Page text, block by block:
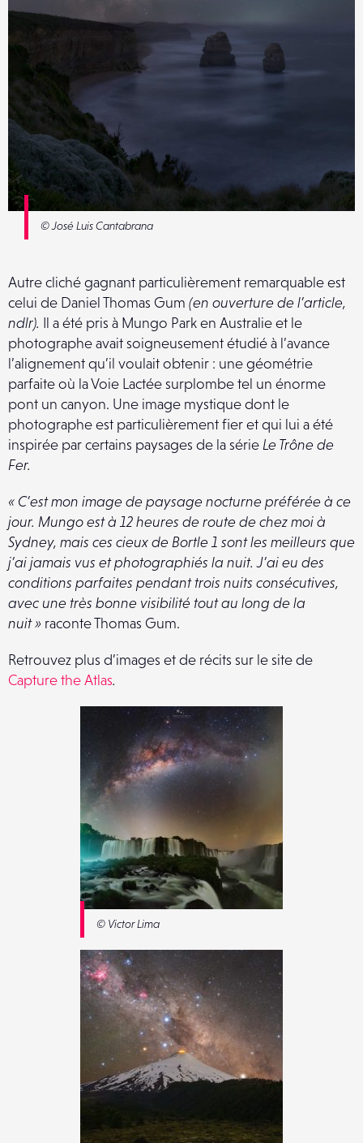
© José Luis Cantabrana
Autre cliché gagnant particulièrement remarquable est
celui de Daniel Thomas Gum (en ouverture de l’article,
ndlr). Il a été pris à Mungo Park en Australie et le
photographe avait soigneusement étudié à l’avance
l’alignement qu’il voulait obtenir : une géométrie
parfaite où la Voie Lactée surplombe tel un énorme
pont un canyon. Une image mystique dont le
photographe est particulièrement fier et qui lui a été
inspirée par certains paysages de la sérieLe Trône de
Fer.
« C’est mon image de paysage nocturne préférée à ce
jour. Mungo est à 12 heures de route de chez moi à
Sydney, mais ces cieux de Bortle 1 sont les meilleurs que
j’ai jamais vus et photographiés la nuit. J’ai eu des
conditions parfaites pendant trois nuits consécutives,
avec une très bonne visibilité tout au long de la
nuit » raconte Thomas Gum.
Retrouvez plus d’images et de récits sur le site de
Capture the Atlas.
© Victor Lima